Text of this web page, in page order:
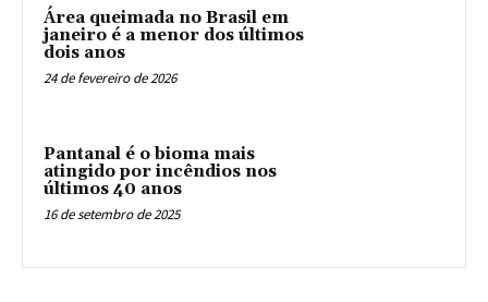
Área queimada no Brasil em
janeiro é a menor dos últimos
dois anos
24 de fevereiro de 2026
Pantanal é o bioma mais
atingido por incêndios nos
últimos 40 anos
16 de setembro de 2025